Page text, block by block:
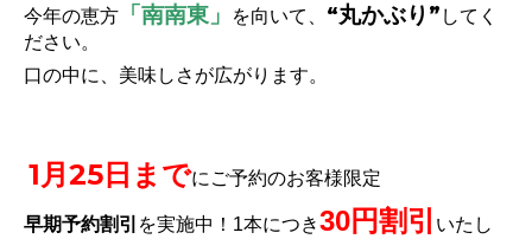
今年の恵方 「南南東」 を向いて、 “丸かぶり” してく
ださい。
口の中に、美味しさが広がります。
1月25日までにご予約のお客様限定
早期予約割引 を実施中！1本につき30円割引
いたし